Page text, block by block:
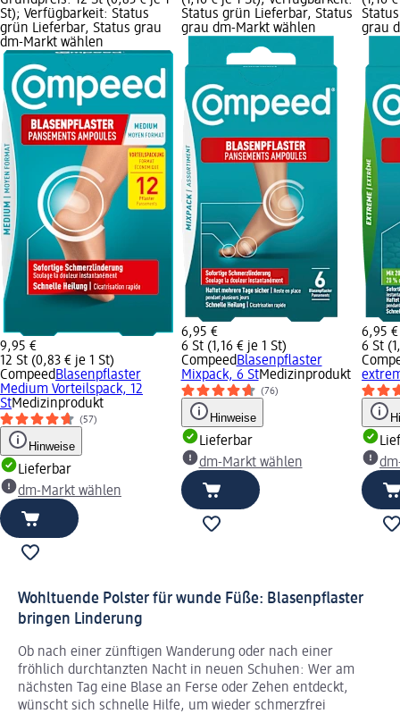
St); Verfügbarkeit: Status
grün Lieferbar, Status grau
dm-Markt wählen
9,95 €
12 St (0,83 € je 1 St)
CompeedBlasenpflaster
Medium Vorteilspack, 12
StMedizinprodukt
(57)
Hinweise
Lieferbar
dm-Markt wählen
Status grün Lieferbar, Status
grau dm-Markt wählen
6,95 €
6 St (1,16 € je 1 St)
CompeedBlasenpflaster
Mixpack, 6 StMedizinprodukt
(76)
Hinweise
Lieferbar
dm-Markt wählen
grau
6,95 €
6 St
Wohltuende Polster für wunde Füße: Blasenpflaster
bringen Linderung
Ob nach einer zünftigen Wanderung oder nach einer
fröhlich durchtanzten Nacht in neuen Schuhen: Wer am
nächsten Tag eine Blase an Ferse oder Zehen entdeckt,
wünscht sich schnelle Hilfe, um wieder schmerzfrei